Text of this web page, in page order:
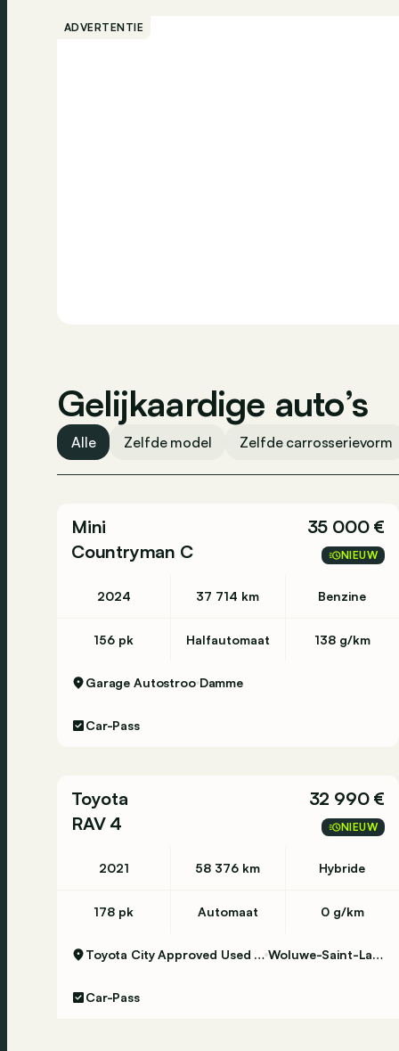
ADVERTENTIE
Gelijkaardige auto’s
Alle Zelfde model Zelfde carrosserievorm
Mini
Countryman C
35 000 €
NIEUW
2024 37 714 km Benzine
156 pk Halfautomaat 138 g/km
Garage Autostroo Damme
Car-Pass
Toyota
RAV 4
32 990 €
NIEUW
2021 58 376 km Hybride
178 pk Automaat 0 g/km
Toyota City Approved Used Woluwe Woluwe-Saint-Lambert
Car-Pass